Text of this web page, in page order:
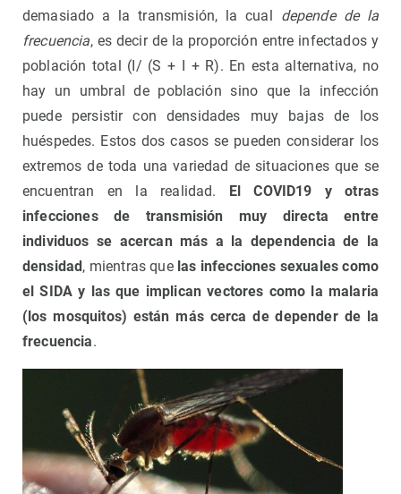
demasiado a la transmisión, la cual depende de la
frecuencia, es decir de la proporción entre infectados y
población total (I/ (S + I + R). En esta alternativa, no
hay un umbral de población sino que la infección
puede persistir con densidades muy bajas de los
huéspedes. Estos dos casos se pueden considerar los
extremos de toda una variedad de situaciones que se
encuentran en la realidad. El COVID19 y otras
infecciones de transmisión muy directa entre
individuos se acercan más a la dependencia de la
densidad, mientras que las infecciones sexuales como
el SIDA y las que implican vectores como la malaria
(los mosquitos) están más cerca de depender de la
frecuencia.